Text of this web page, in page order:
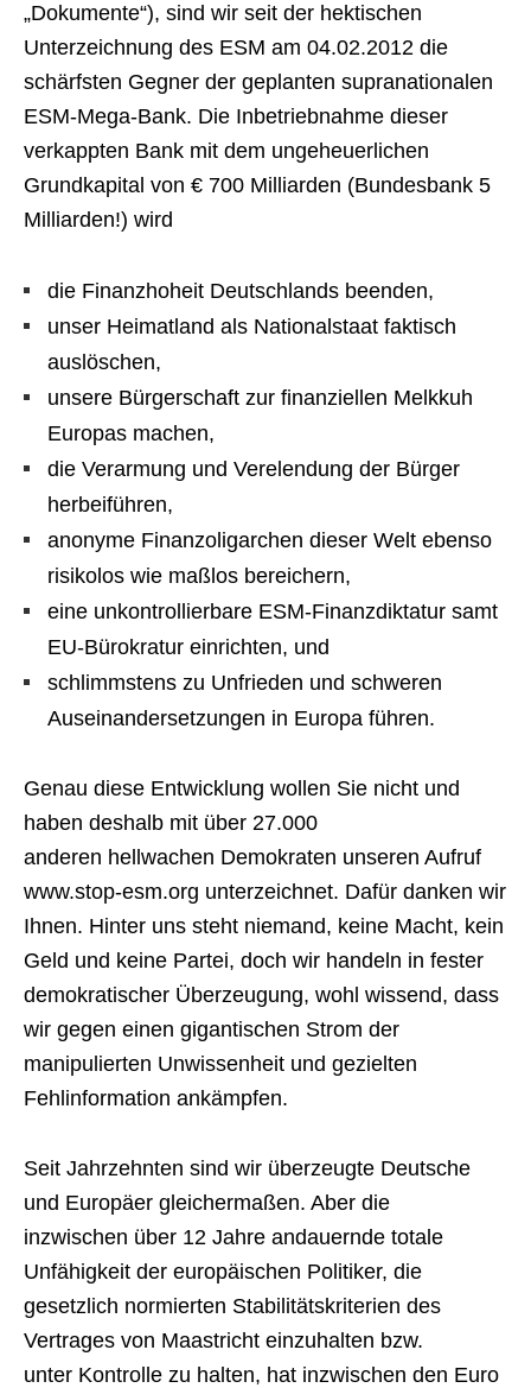
„Dokumente“), sind wir seit der hektischen
Unterzeichnung des ESM am 04.02.2012 die
schärfsten Gegner der geplanten supranationalen
ESM-Mega-Bank. Die Inbetriebnahme dieser
verkappten Bank mit dem ungeheuerlichen
Grundkapital von € 700 Milliarden (Bundesbank 5
Milliarden!) wird
die Finanzhoheit Deutschlands beenden,
unser Heimatland als Nationalstaat faktisch
auslöschen,
unsere Bürgerschaft zur finanziellen Melkkuh
Europas machen,
die Verarmung und Verelendung der Bürger
herbeiführen,
anonyme Finanzoligarchen dieser Welt ebenso
risikolos wie maßlos bereichern,
eine unkontrollierbare ESM-Finanzdiktatur samt
EU-Bürokratur einrichten, und
schlimmstens zu Unfrieden und schweren
Auseinandersetzungen in Europa führen.
Genau diese Entwicklung wollen Sie nicht und
haben deshalb mit über 27.000
anderen hellwachen Demokraten unseren Aufruf
www.stop-esm.org unterzeichnet. Dafür danken wir
Ihnen. Hinter uns steht niemand, keine Macht, kein
Geld und keine Partei, doch wir handeln in fester
demokratischer Überzeugung, wohl wissend, dass
wir gegen einen gigantischen Strom der
manipulierten Unwissenheit und gezielten
Fehlinformation ankämpfen.
Seit Jahrzehnten sind wir überzeugte Deutsche
und Europäer gleichermaßen. Aber die
inzwischen über 12 Jahre andauernde totale
Unfähigkeit der europäischen Politiker, die
gesetzlich normierten Stabilitätskriterien des
Vertrages von Maastricht einzuhalten bzw.
unter Kontrolle zu halten, hat inzwischen den Euro